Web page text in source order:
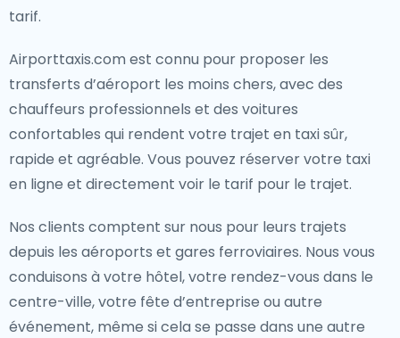
tarif.
Airporttaxis.com est connu pour proposer les
transferts d’aéroport les moins chers, avec des
chauffeurs professionnels et des voitures
confortables qui rendent votre trajet en taxi sûr,
rapide et agréable. Vous pouvez réserver votre taxi
en ligne et directement voir le tarif pour le trajet.
Nos clients comptent sur nous pour leurs trajets
depuis les aéroports et gares ferroviaires. Nous vous
conduisons à votre hôtel, votre rendez-vous dans le
centre-ville, votre fête d’entreprise ou autre
événement, même si cela se passe dans une autre